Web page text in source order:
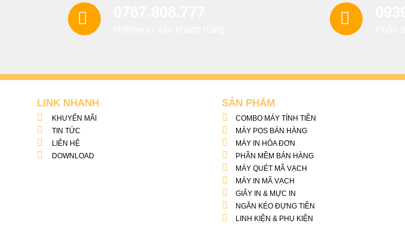
LINK NHANH
KHUYẾN MÃI
TIN TỨC
LIÊN HỆ
DOWNLOAD
SẢN PHẨM
COMBO MÁY TÍNH TIỀN
MÁY POS BÁN HÀNG
MÁY IN HÓA ĐƠN
PHẦN MỀM BÁN HÀNG
MÁY QUÉT MÃ VẠCH
MÁY IN MÃ VẠCH
GIẤY IN & MỰC IN
NGĂN KÉO ĐỰNG TIỀN
LINH KIỆN & PHỤ KIỆN